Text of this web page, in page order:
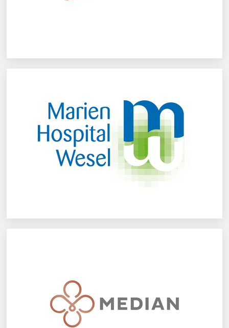
Marien-Hospital gGmbH
Mehr erfahren
MEDIAN Klinik Grünheide
Mehr erfahren